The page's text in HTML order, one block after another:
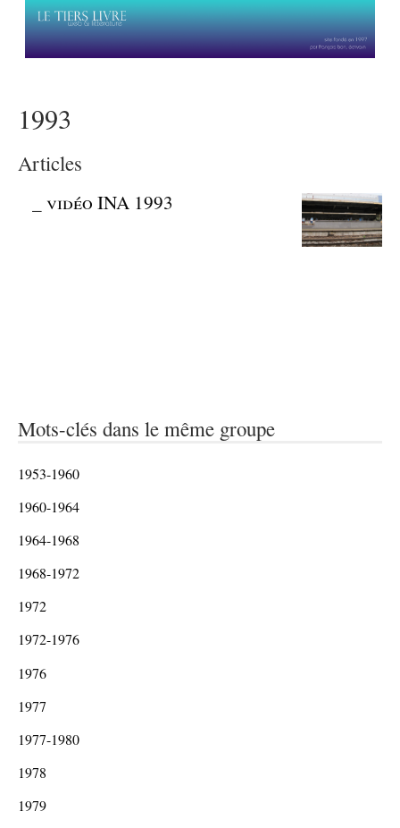
1993
Articles
_vidéo INA 1993
Mots-clés dans le même groupe
1953-1960
1960-1964
1964-1968
1968-1972
1972
1972-1976
1976
1977
1977-1980
1978
1979